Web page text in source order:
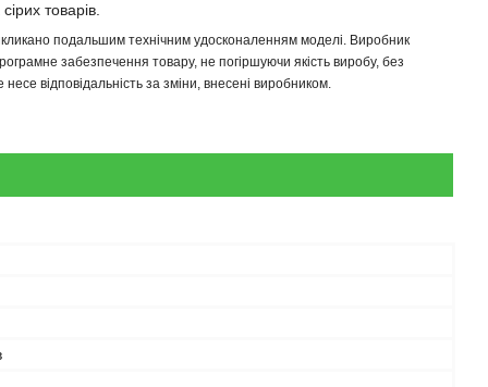
товарів.
подальшим технічним удосконаленням моделі. Виробник
забезпечення товару, не погіршуючи якість виробу, без
відповідальність за зміни, внесені виробником.